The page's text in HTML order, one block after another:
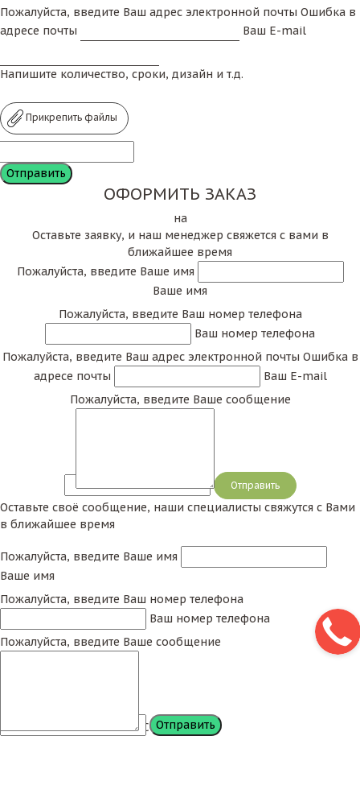
Пожалуйста, введите Ваш адрес электронной почты Ошибка в
адресе почты
Ваш E-mail
Напишите количество, сроки, дизайн и т.д.
Прикрепить файлы
ОФОРМИТЬ ЗАКАЗ
на
Оставьте заявку, и наш менеджер свяжется с вами в
ближайшее время
Пожалуйста, введите Ваше имя
Ваше имя
Пожалуйста, введите Ваш номер телефона
Ваш номер телефона
Пожалуйста, введите Ваш адрес электронной почты Ошибка в
адресе почты
Ваш E-mail
Пожалуйста, введите Ваше сообщение
Сообщение
Оставьте своё сообщение, наши специалисты свяжутся с Вами
в ближайшее время
Пожалуйста, введите Ваше имя
Ваше имя
Пожалуйста, введите Ваш номер телефона
Ваш номер телефона
Пожалуйста, введите Ваше сообщение
Сообщение